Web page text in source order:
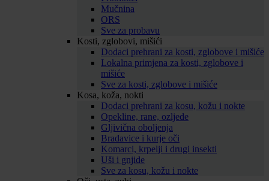
Mučnina
ORS
Sve za probavu
Kosti, zglobovi, mišići
Dodaci prehrani za kosti, zglobove i mišiće
Lokalna primjena za kosti, zglobove i
mišiće
Sve za kosti, zglobove i mišiće
Kosa, koža, nokti
Dodaci prehrani za kosu, kožu i nokte
Opekline, rane, ozljede
Gljivična oboljenja
Bradavice i kurje oči
Komarci, krpelji i drugi insekti
Uši i gnjide
Sve za kosu, kožu i nokte